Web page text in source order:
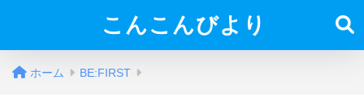
こんこんびより
ホーム BE:FIRST